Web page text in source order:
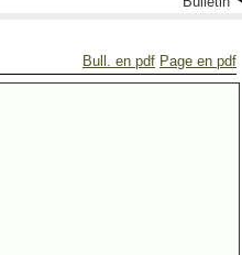
Bull. en pdf Page en pdf